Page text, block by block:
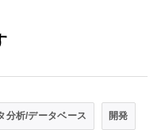
分析/データベース 開発